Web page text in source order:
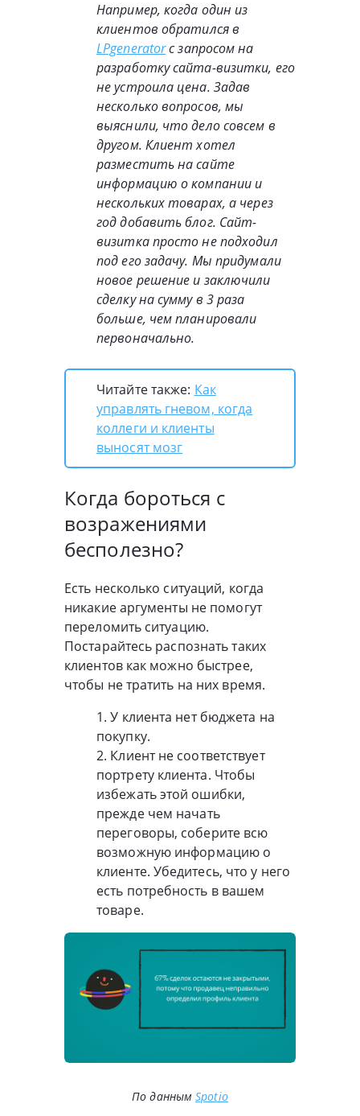
Например, когда один из
клиентов обратился в
LPgeneratorс запросом на
разработку сайта-визитки, его
не устроила цена. Задав
несколько вопросов, мы
выяснили, что дело совсем в
другом. Клиент хотел
разместить на сайте
информацию о компании и
нескольких товарах, а через
год добавить блог. Сайт-
визитка просто не подходил
под его задачу. Мы придумали
новое решение и заключили
сделку на сумму в 3 раза
больше, чем планировали
первоначально.
Читайте также: Как
управлять гневом, когда
коллеги и клиенты
выносят мозг
Когда бороться с
возражениями
бесполезно?
Есть несколько ситуаций, когда
никакие аргументы не помогут
переломить ситуацию.
Постарайтесь распознать таких
клиентов как можно быстрее,
чтобы не тратить на них время.
1. У клиента нет бюджета на
покупку.
2. Клиент не соответствует
портрету клиента. Чтобы
избежать этой ошибки,
прежде чем начать
переговоры, соберите всю
возможную информацию о
клиенте. Убедитесь, что у него
есть потребность в вашем
товаре.
По даннымSpotio